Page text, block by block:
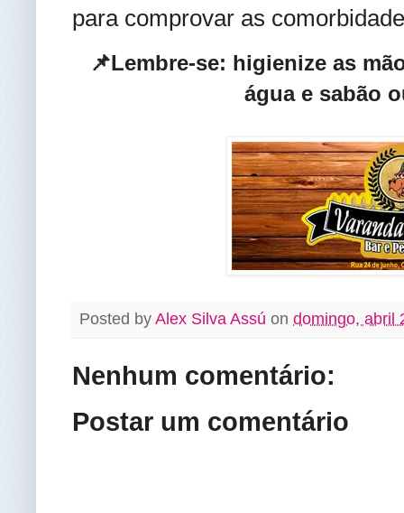
para comprovar as
📌Lembre-se: higienize as
água e sabão
Posted by Alex Silva Assú on domingo, abril
Nenhum comentário:
Postar um comentário